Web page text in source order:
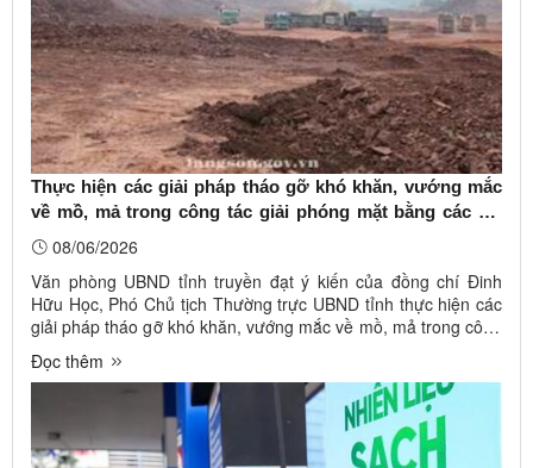
Thực hiện các giải pháp tháo gỡ khó khăn, vướng mắc
về mồ, mả trong công tác giải phóng mặt bằng các dự
án trên địa bàn tỉnh
08/06/2026
Văn phòng UBND tỉnh truyền đạt ý kiến của đồng chí Đinh
Hữu Học, Phó Chủ tịch Thường trực UBND tỉnh thực hiện các
giải pháp tháo gỡ khó khăn, vướng mắc về mồ, mả trong công
tác giải phóng mặt bằng (GPMB) các dự án trên địa bàn tỉnh
(Công văn số 4762/VP-KTCN ngày 06/6/2026). Thi công dự
Đọc thêm